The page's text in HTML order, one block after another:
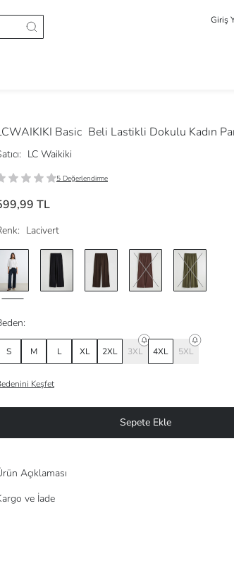
Giriş
Basic Beli Lastikli Dokulu Kadın
LC Waikiki
5 Değerlendirme
TL
Lacivert
S M L XL 2XL 3XL 4XL 5XL
Keşfet
Sepete Ekle
Açıklaması
ve İade